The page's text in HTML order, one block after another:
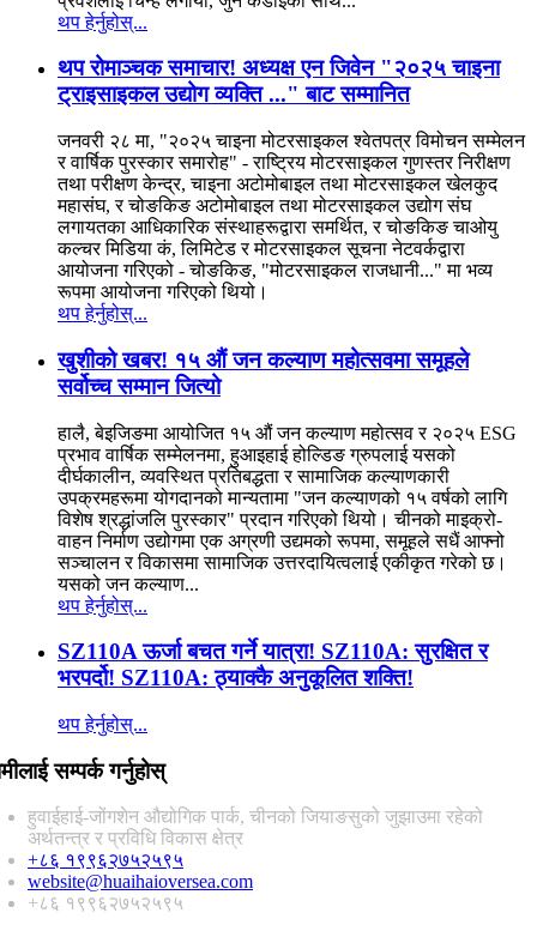
थप हेर्नुहोस्...
थप रोमाञ्चक समाचार! अध्यक्ष एन जिवेन "२०२५ चाइना
ट्राइसाइकल उद्योग व्यक्ति ..." बाट सम्मानित
जनवरी २८ मा, "२०२५ चाइना मोटरसाइकल श्वेतपत्र विमोचन सम्मेलन
र वार्षिक पुरस्कार समारोह" - राष्ट्रिय मोटरसाइकल गुणस्तर निरीक्षण
तथा परीक्षण केन्द्र, चाइना अटोमोबाइल तथा मोटरसाइकल खेलकुद
महासंघ, र चोङकिङ अटोमोबाइल तथा मोटरसाइकल उद्योग संघ
लगायतका आधिकारिक संस्थाहरूद्वारा समर्थित, र चोङकिङ चाओयु
कल्चर मिडिया कं, लिमिटेड र मोटरसाइकल सूचना नेटवर्कद्वारा
आयोजना गरिएको - चोङकिङ, "मोटरसाइकल राजधानी..." मा भव्य
रूपमा आयोजना गरिएको थियो।
थप हेर्नुहोस्...
खुशीको खबर! १५ औं जन कल्याण महोत्सवमा समूहले
सर्वोच्च सम्मान जित्यो
हालै, बेइजिङमा आयोजित १५ औं जन कल्याण महोत्सव र २०२५ ESG
प्रभाव वार्षिक सम्मेलनमा, हुआइहाई होल्डिङ ग्रुपलाई यसको
दीर्घकालीन, व्यवस्थित प्रतिबद्धता र सामाजिक कल्याणकारी
उपक्रमहरूमा योगदानको मान्यतामा "जन कल्याणको १५ वर्षको लागि
विशेष श्रद्धांजलि पुरस्कार" प्रदान गरिएको थियो। चीनको माइक्रो-
वाहन निर्माण उद्योगमा एक अग्रणी उद्यमको रूपमा, समूहले सधैं आफ्नो
सञ्चालन र विकासमा सामाजिक उत्तरदायित्वलाई एकीकृत गरेको छ।
यसको जन कल्याण...
थप हेर्नुहोस्...
SZ110A ऊर्जा बचत गर्ने यात्रा! SZ110A: सुरक्षित र
भरपर्दो! SZ110A: ठ्याक्कै अनुकूलित शक्ति!
थप हेर्नुहोस्...
सम्पर्क गर्नुहोस्
हुवाईहाई-जोंगशेन औद्योगिक पार्क, चीनको जियाङसुको जुझाउमा रहेको
अर्थतन्त्र र प्रविधि विकास क्षेत्र
+८६ १९९६२७५२५९५
website@huaihaioversea.com
+८६ १९९६२७५२५९५